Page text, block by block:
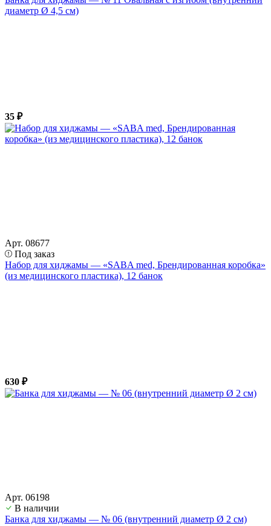
диаметр Ø 4,5 см)
35 ₽
Арт. 08677
Под заказ
Набор для хиджамы — «SABA med, Брендированная коробка»
(из медицинского пластика), 12 банок
630 ₽
Арт. 06198
В наличии
Банка для хиджамы — № 06 (внутренний диаметр Ø 2 см)